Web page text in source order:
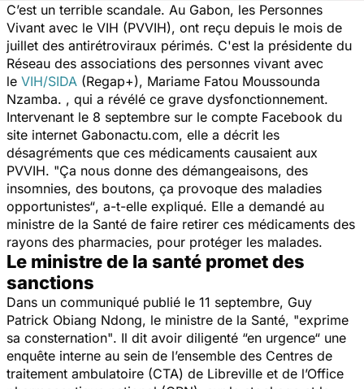
C’est un terrible scandale. Au Gabon, les Personnes
Vivant avec le VIH (PVVIH), ont reçu depuis le mois de
juillet des antirétroviraux périmés. C'est la présidente du
Réseau des associations des personnes vivant avec
le VIH/SIDA (Regap+), Mariame Fatou Moussounda
Nzamba. , qui a révélé ce grave dysfonctionnement.
Intervenant le 8 septembre sur le compte Facebook du
site internet Gabonactu.com, elle a décrit les
désagréments que ces médicaments causaient aux
PVVIH. "Ça nous donne des démangeaisons, des
insomnies, des boutons, ça provoque des maladies
opportunistes“, a-t-elle expliqué. Elle a demandé au
ministre de la Santé de faire retirer ces médicaments des
rayons des pharmacies, pour protéger les malades.
Le ministre de la santé promet des
sanctions
Dans un communiqué publié le 11 septembre, Guy
Patrick Obiang Ndong, le ministre de la Santé, "exprime
sa consternation". Il dit avoir diligenté “en urgence“ une
enquête interne au sein de l’ensemble des Centres de
traitement ambulatoire (CTA) de Libreville et de l’Office